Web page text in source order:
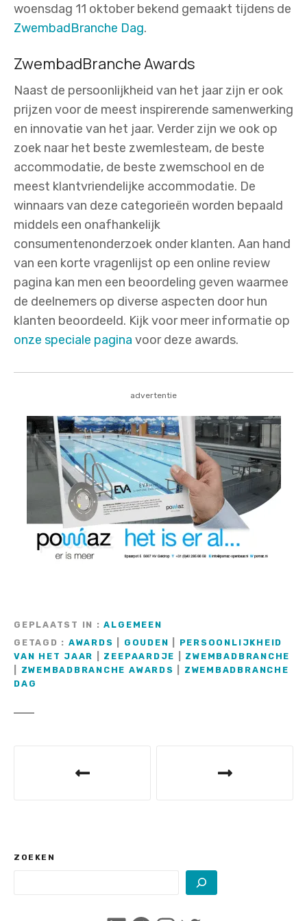
woensdag 11 oktober bekend gemaakt tijdens de
ZwembadBranche Dag.
ZwembadBranche Awards
Naast de persoonlijkheid van het jaar zijn er ook
prijzen voor de meest inspirerende samenwerking
en innovatie van het jaar. Verder zijn we ook op
zoek naar het beste zwemlesteam, de beste
accommodatie, de beste zwemschool en de
meest klantvriendelijke accommodatie. De
winnaars van deze categorieën worden bepaald
middels een onafhankelijk
consumentenonderzoek onder klanten. Aan hand
van een korte vragenlijst op een online review
pagina kan men een beoordeling geven waarmee
de deelnemers op diverse aspecten door hun
klanten beoordeeld. Kijk voor meer informatie op
onze speciale pagina voor deze awards.
advertentie
GEPLAATST IN
ALGEMEEN
GETAGD
AWARDS GOUDEN
PERSOONLIJKHEID
VAN HET JAAR
ZEEPAARDJE
ZWEMBADBRANCHE
ZWEMBADBRANCHE AWARDS
ZWEMBADBRANCHE
DAG
c
ZOEKEN